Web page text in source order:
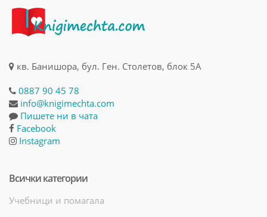
кв. Банишора, бул. Ген. Столетов, блок 5А
0887 90 45 78
info@knigimechta.com
Пишете ни в чата
Facebook
Instagram
Всички категории
Учебници и помагала